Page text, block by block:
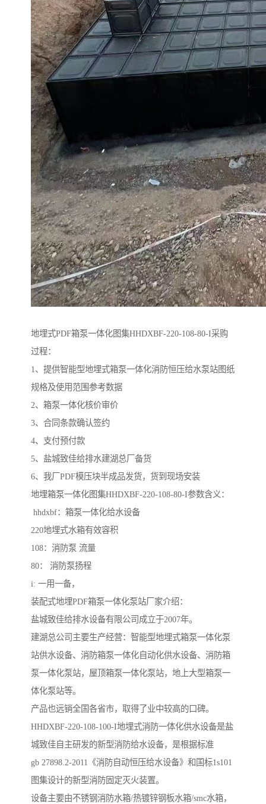
地埋式PDF箱泵一体化图集HHDXBF-220-108-80-I采购
过程：
1、提供智能型地埋式箱泵一体化消防恒压给水泵站图纸
规格及使用范围参考数据
2、箱泵一体化核价审价
3、合同条款确认签约
4、支付预付款
5、盐城致佳给排水建湖总厂备货
6、我厂PDF模压块半成品发货，货到现场安装
地埋箱泵一体化图集HHDXBF-220-108-80-I参数含义：
hhdxbf：箱泵一体化给水设备
220地埋式水箱有效容积
108：消防泵 流量
80： 消防泵扬程
i: 一用一备，
装配式地埋PDF箱泵一体化泵站厂家介绍：
盐城致佳给排水设备有限公司成立于2007年。
建湖总公司主要生产经营：智能型地埋式箱泵一体化泵
站供水设备、消防箱泵一体化自动化供水设备、消防箱
泵一体化泵站，屋顶箱泵一体化泵站，地上大型箱泵一
体化泵站等。
产品也远销全国各省市，取得了业中较高的口碑。
HHDXBF-220-108-100-I地埋式消防一体化供水设备是盐
城致佳自主研发的新型消防给水设备，是根据标准
gb 27898.2-2011《消防自动恒压给水设备》和国标1s101
图集设计的新型消防固定灭火装置。
设备主要由不锈钢消防水箱/热镀锌钢板水箱/smc水箱，